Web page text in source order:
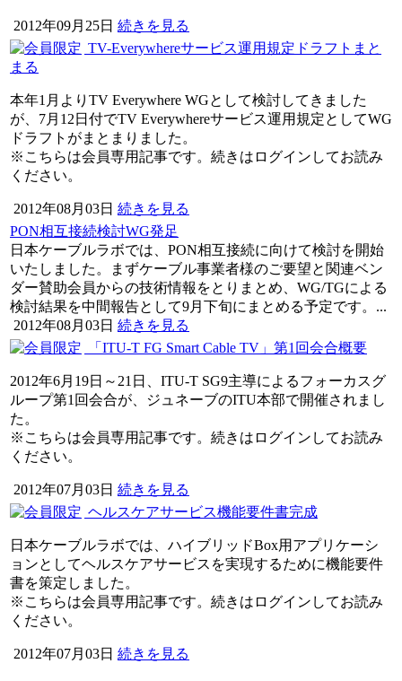
2012年09月25日 続きを見る
TV-Everywhereサービス運用規定ドラフトまと
まる
本年1月よりTV Everywhere WGとして検討してきました
が、7月12日付でTV Everywhereサービス運用規定としてWG
ドラフトがまとまりました。
※こちらは会員専用記事です。続きはログインしてお読み
ください。
2012年08月03日 続きを見る
PON相互接続検討WG発足
日本ケーブルラボでは、PON相互接続に向けて検討を開始
いたしました。まずケーブル事業者様のご要望と関連ベン
ダー賛助会員からの技術情報をとりまとめ、WG/TGによる
検討結果を中間報告として9月下旬にまとめる予定です。...
2012年08月03日 続きを見る
「ITU-T FG Smart Cable TV」第1回会合概要
2012年6月19日～21日、ITU-T SG9主導によるフォーカスグ
ループ第1回会合が、ジュネーブのITU本部で開催されまし
た。
※こちらは会員専用記事です。続きはログインしてお読み
ください。
2012年07月03日 続きを見る
ヘルスケアサービス機能要件書完成
日本ケーブルラボでは、ハイブリッドBox用アプリケーシ
ョンとしてヘルスケアサービスを実現するために機能要件
書を策定しました。
※こちらは会員専用記事です。続きはログインしてお読み
ください。
2012年07月03日 続きを見る